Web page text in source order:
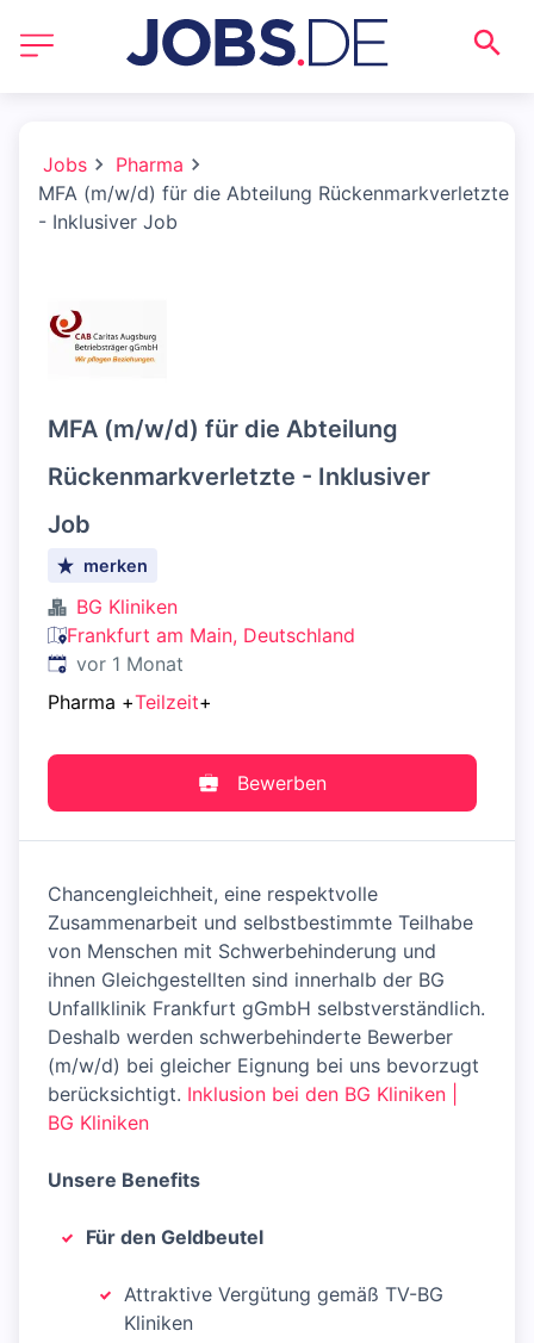
Jobs
Pharma
MFA (m/w/d) für die Abteilung Rückenmarkverletzte
- Inklusiver Job
MFA (m/w/d) für die Abteilung
Rückenmarkverletzte - Inklusiver
Job
merken
BG Kliniken
Frankfurt am Main, Deutschland
Veröffentlicht:
vor 1 Monat
Pharma +Teilzeit+
Bewerben
Chancengleichheit, eine respektvolle
Zusammenarbeit und selbstbestimmte Teilhabe
von Menschen mit Schwerbehinderung und
ihnen Gleichgestellten sind innerhalb der BG
Unfallklinik Frankfurt gGmbH selbstverständlich.
Deshalb werden schwerbehinderte Bewerber
(m/w/d) bei gleicher Eignung bei uns bevorzugt
berücksichtigt. Inklusion bei den BG Kliniken |
BG Kliniken
Unsere Benefits
Für den Geldbeutel
Attraktive Vergütung gemäß TV-BG
Kliniken